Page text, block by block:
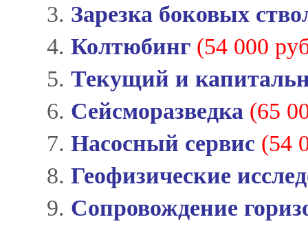
3. Зарезка боковых
4. Колтюбинг (54 000
5. Текущий и
6. Сейсморазведка (65
7. Насосный сервис (54
8. Геофизические
9. Сопровождение